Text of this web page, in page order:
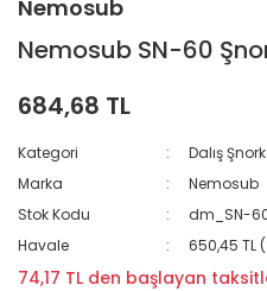
Nemosub
Nemosub SN-60
684,68 TL
Kategori
Dalış
Marka
Nemosub
Stok Kodu
dm_SN-
Havale
650,45 TL
74,17 TL den başlayan